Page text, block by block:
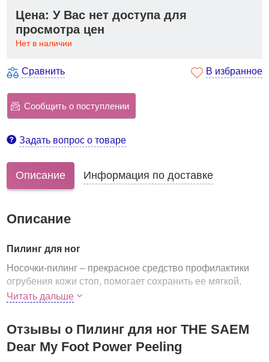
Цена: У Вас нет доступа для
просмотра цен
Нет в наличии
Сравнить В избранное
Сообщить о поступлении
Задать вопрос о товаре
Описание Информация по доставке
Описание
Пилинг для ног
Носочки-пилинг – прекрасное средство профилактики
огрубения кожи стоп, помогает сохранить ее мягкой,
гладкой, нежной. Кроме того, средство позволяет
В составе эссенции, которой пропитаны носочки,
комплекс мощных компонентов, которые при этом
Читать дальше
Отзывы о Пилинг для ног THE SAEM
Dear My Foot Power Peeling